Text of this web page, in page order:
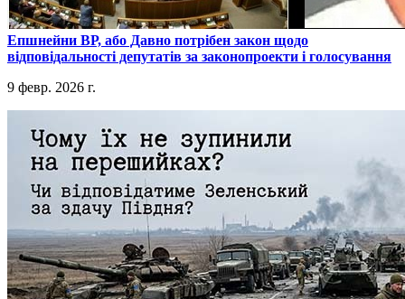
​Епшнейни ВР, або Давно потрібен закон щодо
відповідальності депутатів за законопроекти і голосування
9 февр. 2026 г.